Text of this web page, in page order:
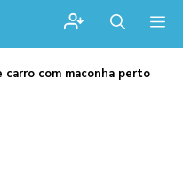
carro com maconha perto